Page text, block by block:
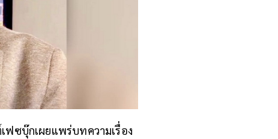
ฟซบุ๊กเผยแพร่บทความเรื่อง